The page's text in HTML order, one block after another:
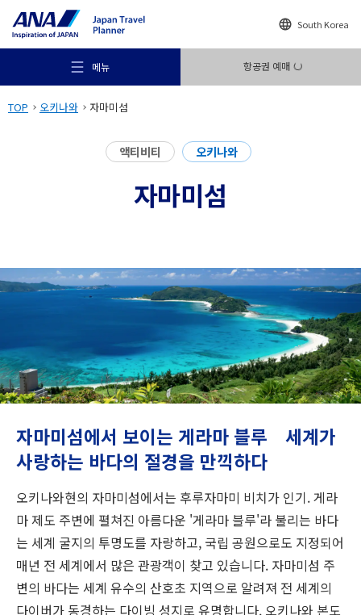
South Korea
메뉴 항공권 예매
여행 정보
닫기
TOP 오키나와 자마미섬
액티비티 오키나와
자마미섬
자마미섬에서 보이는 게라마 블루 세계가
사랑하는 바다의 절경을 만끽하다
오키나와현의 자마미섬에서는 후루자마미 비치가 인기. 게라
마 제도 주변에 펼쳐진 아름다운 '게라마 블루'라 불리는 바다
는 세계 굴지의 투명도를 자랑하고, 국립 공원으로도 지정되어
매년 전 세계에서 많은 관광객이 찾고 있습니다. 자마미섬 주
변의 바다는 세계 유수의 산호초 지역으로 알려져 전 세계의
다이버가 동경하는 다이빙 성지로 유명합니다. 오키나와 본도